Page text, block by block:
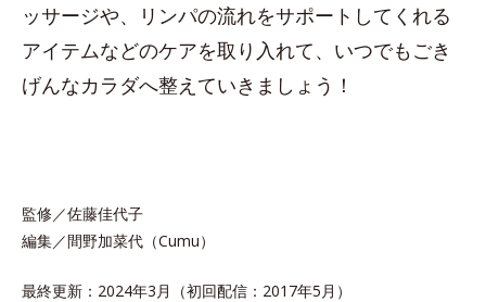
ッサージや、リンパの流れをサポートしてくれる
アイテムなどのケアを取り入れて、いつでもごき
げんなカラダへ整えていきましょう！
監修／佐藤佳代子
編集／間野加菜代（Cumu）
最終更新：2024年3月（初回配信：2017年5月）